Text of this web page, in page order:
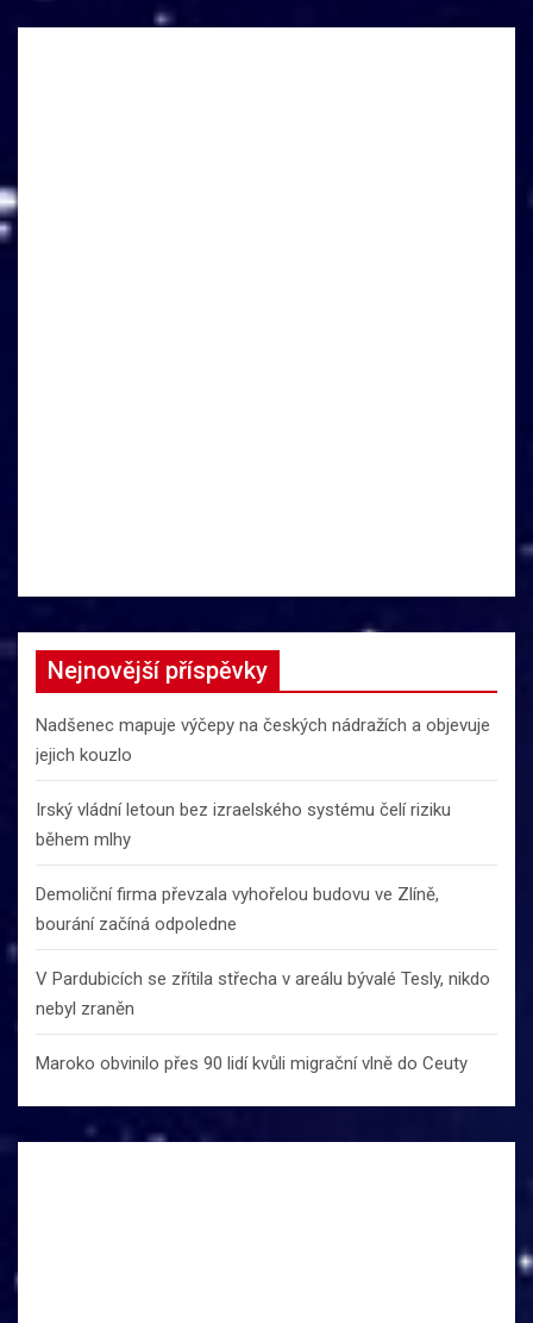
Nejnovější příspěvky
Nadšenec mapuje výčepy na českých nádražích a objevuje
jejich kouzlo
Irský vládní letoun bez izraelského systému čelí riziku
během mlhy
Demoliční firma převzala vyhořelou budovu ve Zlíně,
bourání začíná odpoledne
V Pardubicích se zřítila střecha v areálu bývalé Tesly, nikdo
nebyl zraněn
Maroko obvinilo přes 90 lidí kvůli migrační vlně do Ceuty